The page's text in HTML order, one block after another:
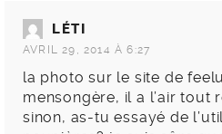
LÉTI
AVRIL 29, 2014 À 6:27
la photo sur le site de
mensongère, il a l’air tout
sinon, as-tu essayé de